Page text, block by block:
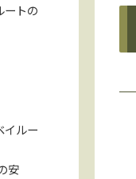
ートの
イルー
安